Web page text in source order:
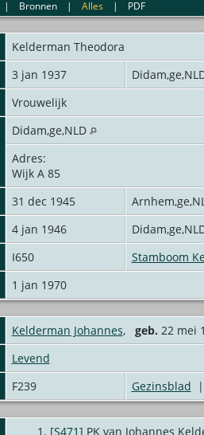
| Bronnen| Alles| PDF
Kelderman Theodora
3 jan 1937
Vrouwelijk
Didam,ge,NLD
Adres:
Wijk A 85
31 dec 1945
4 jan 1946
I650
Stamboom
1 jan 1970
Kelderman Johannes, geb. 22 mei
Levend
F239 Gezinsblad |
[S471] PK van Johannes